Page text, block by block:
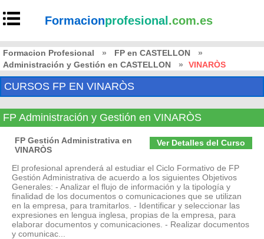
Formacionprofesional .com.es
Formacion Profesional » FP en CASTELLON
»
Administración y Gestión en CASTELLON
» VINARÒS
CURSOS FP EN VINARÒS
FP Administración y Gestión en VINARÒS
Ver Detalles del Curso
FP Gestión Administrativa en
VINARÒS
El profesional aprenderá al estudiar el Ciclo Formativo de FP
Gestión Administrativa de acuerdo a los siguientes Objetivos
Generales: - Analizar el flujo de información y la tipología y
finalidad de los documentos o comunicaciones que se utilizan
en la empresa, para tramitarlos. - Identificar y seleccionar las
expresiones en lengua inglesa, propias de la empresa, para
elaborar documentos y comunicaciones. - Realizar documentos
y comunicac...